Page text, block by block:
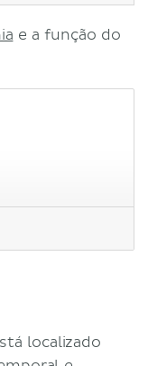
e a função do
dos
localizado